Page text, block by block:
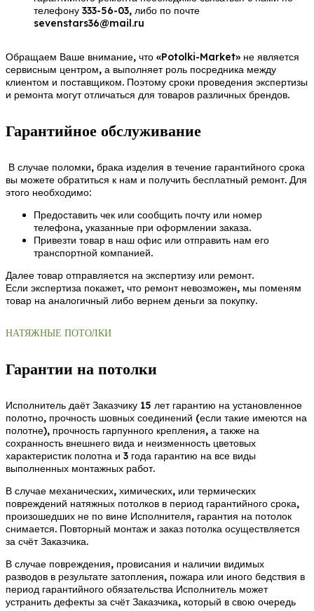
телефону 333-56-03, либо по почте
sevenstars36@mail.ru
Обращаем Ваше внимание, что «Potolki-Market» не является
сервисным центром, а выполняет роль посредника между
клиентом и поставщиком. Поэтому сроки проведения экспертизы
и ремонта могут отличаться для товаров различных брендов.
Гарантийное обслуживание
В случае поломки, брака изделия в течение гарантийного срока
вы можете обратиться к нам и получить бесплатный ремонт. Для
этого необходимо:
Предоставить чек или сообщить почту или номер
телефона, указанные при оформлении заказа.
Привезти товар в наш офис или отправить нам его
транспортной компанией.
Далее товар отправляется на экспертизу или ремонт.
Если экспертиза покажет, что ремонт невозможен, мы поменям
товар на аналогичный либо вернем деньги за покупку.
НАТЯЖНЫЕ ПОТОЛКИ
Гарантии на потолки
Исполнитель даёт Заказчику 15 лет гарантию на установленное
полотно, прочность шовных соединений (если такие имеются на
полотне), прочность гарпунного крепления, а также на
сохранность внешнего вида и неизменность цветовых
характеристик полотна и 3 года гарантию на все виды
выполненных монтажных работ.
В случае механических, химических, или термических
повреждений натяжных потолков в период гарантийного срока,
произошедших не по вине Исполнителя, гарантия на потолок
снимается. Повторный монтаж и заказ потолка осуществляется
за счёт Заказчика.
В случае повреждения, провисания и наличии видимых
разводов в результате затопления, пожара или иного бедствия в
период гарантийного обязательства Исполнитель может
устранить дефекты за счёт Заказчика, который в свою очередь